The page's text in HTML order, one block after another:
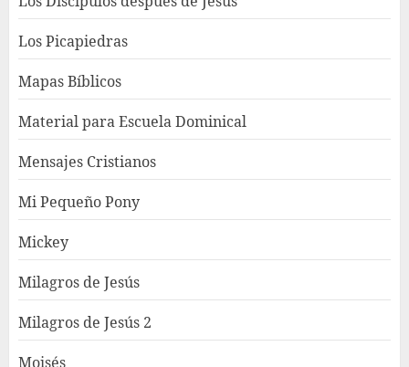
Los Picapiedras
Mapas Bíblicos
Material para Escuela Dominical
Mensajes Cristianos
Mi Pequeño Pony
Mickey
Milagros de Jesús
Milagros de Jesús 2
Moisés